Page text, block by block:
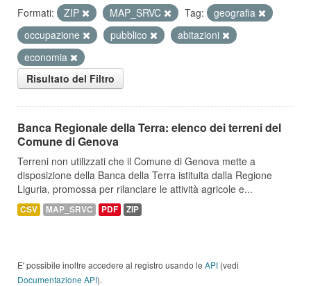
Formati:
ZIP MAP_SRVC Tag:
geografia
occupazione
pubblico
abitazioni
economia
Risultato del Filtro
Banca Regionale della Terra: elenco dei terreni del
Comune di Genova
Terreni non utilizzati che il Comune di Genova mette a
disposizione della Banca della Terra istituita dalla Regione
Liguria, promossa per rilanciare le attività agricole e...
CSV MAP_SRVC PDF ZIP
E' possibile inoltre accedere al registro usando le API (vedi
Documentazione API).